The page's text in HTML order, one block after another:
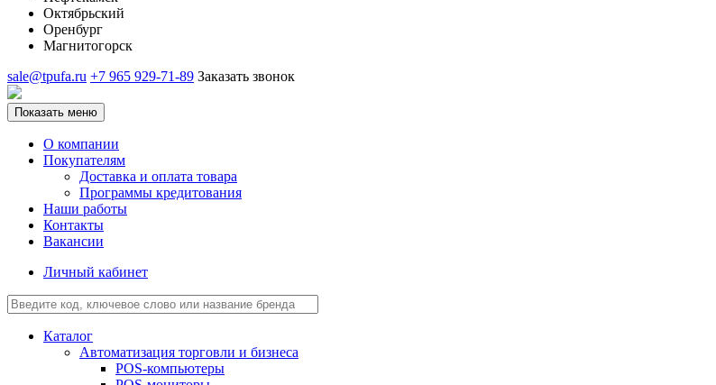
Октябрьский
Оренбург
Магнитогорск
sale@tpufa.ru +7 965 929-71-89 Заказать звонок
Показать меню
О компании
Покупателям
Доставка и оплата товара
Программы кредитования
Наши работы
Контакты
Вакансии
Личный кабинет
Каталог
Автоматизация торговли и бизнеса
POS-компьютеры